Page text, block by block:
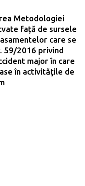
Metodologiei
față de sursele
care se
59/2016 privind
major în care
în activităţile de